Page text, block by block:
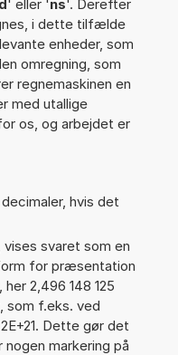
' eller 'ns'. Derefter
i dette tilfælde
enheder, som
omregning, som
regnemaskinen en
med utallige
os, og arbejdet er
hvis det
svaret som en
for præsentation
2,496 148 125
som f.eks. ved
Dette gør det
markering på